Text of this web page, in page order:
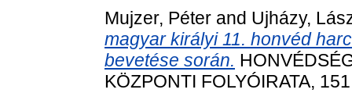
Mujzer, Péter and Ujházy,
magyar királyi 11. honvéd
bevetése során.
KÖZPONTI FOLYÓIRATA,